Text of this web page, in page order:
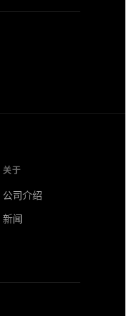
关于
公司介绍
新闻